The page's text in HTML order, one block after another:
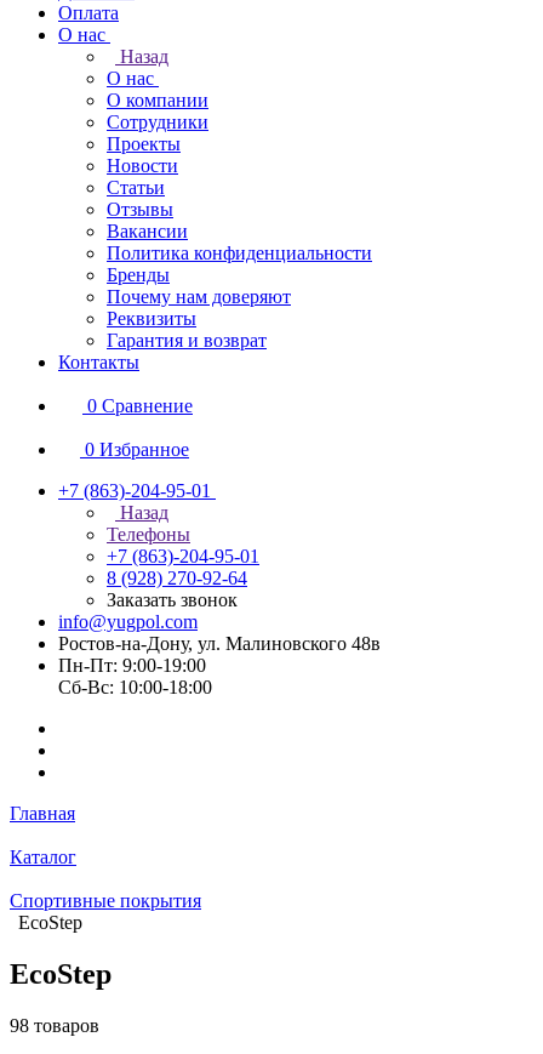
Оплата
О нас
Назад
О нас
О компании
Сотрудники
Проекты
Новости
Статьи
Отзывы
Вакансии
Политика конфиденциальности
Бренды
Почему нам доверяют
Реквизиты
Гарантия и возврат
Контакты
0 Сравнение
0 Избранное
+7 (863)-204-95-01
Назад
Телефоны
+7 (863)-204-95-01
8 (928) 270-92-64
Заказать звонок
info@yugpol.com
Ростов-на-Дону, ул. Малиновского 48в
Пн-Пт: 9:00-19:00
Cб-Вс: 10:00-18:00
Главная
Каталог
Спортивные покрытия
EcoStep
EcoStep
98 товаров